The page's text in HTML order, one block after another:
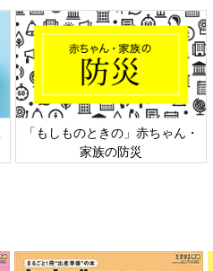
「もしものときの」赤ちゃん・
家族の防災